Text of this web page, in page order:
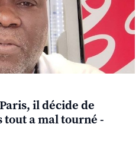
il décide de
a mal tourné -